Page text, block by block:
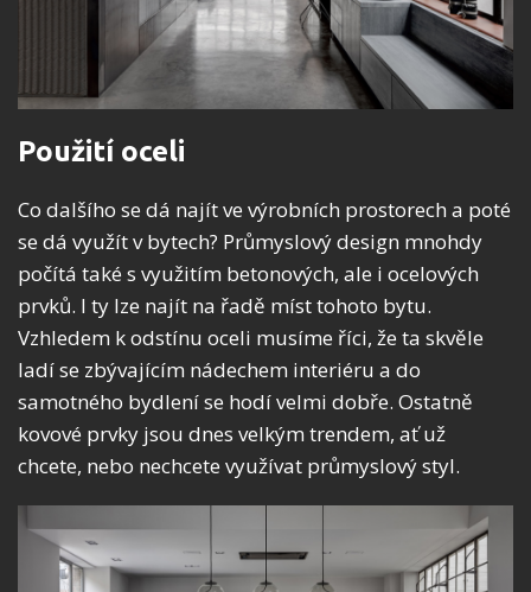
Použití oceli
Co dalšího se dá najít ve výrobních prostorech a poté
se dá využít v bytech? Průmyslový design mnohdy
počítá také s využitím betonových, ale i ocelových
prvků. I ty lze najít na řadě míst tohoto bytu.
Vzhledem k odstínu oceli musíme říci, že ta skvěle
ladí se zbývajícím nádechem interiéru a do
samotného bydlení se hodí velmi dobře. Ostatně
kovové prvky jsou dnes velkým trendem, ať už
chcete, nebo nechcete využívat průmyslový styl.